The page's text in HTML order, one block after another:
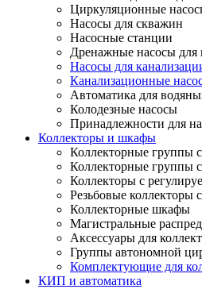
Циркуляционные
Насосы для скважин
Насосные станции
Дренажные насосы для
Насосы для
Канализационные
Автоматика для
Колодезные насосы
Принадлежности для
Коллекторы и шкафы
Коллекторные группы
Коллекторные группы
Коллекторы с
Резьбовые коллекторы
Коллекторные шкафы
Магистральные
Аксессуары для
Группы автономной
Комплектующие для
КИП и автоматика